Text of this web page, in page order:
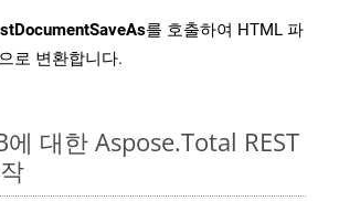
를 호출하여 HTML 파
로 변환합니다.
에 대한 Aspose.Total REST